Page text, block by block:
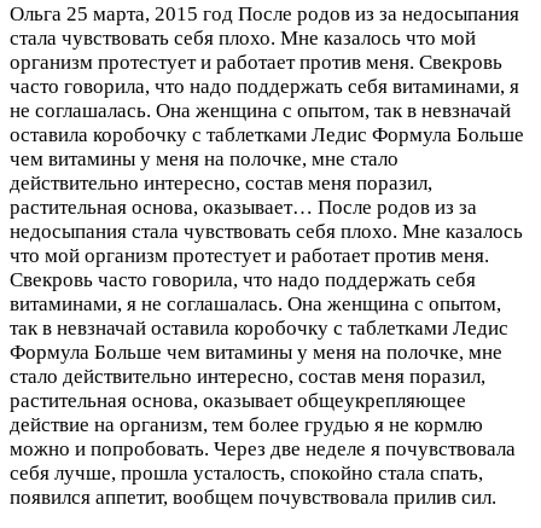
Ольга 25 марта, 2015 год После родов из за недосыпания
стала чувствовать себя плохо. Мне казалось что мой
организм протестует и работает против меня. Свекровь
часто говорила, что надо поддержать себя витаминами, я
не соглашалась. Она женщина с опытом, так в невзначай
оставила коробочку с таблетками Ледис Формула Больше
чем витамины у меня на полочке, мне стало
действительно интересно, состав меня поразил,
растительная основа, оказывает… После родов из за
недосыпания стала чувствовать себя плохо. Мне казалось
что мой организм протестует и работает против меня.
Свекровь часто говорила, что надо поддержать себя
витаминами, я не соглашалась. Она женщина с опытом,
так в невзначай оставила коробочку с таблетками Ледис
Формула Больше чем витамины у меня на полочке, мне
стало действительно интересно, состав меня поразил,
растительная основа, оказывает общеукрепляющее
действие на организм, тем более грудью я не кормлю
можно и попробовать. Через две неделе я почувствовала
себя лучше, прошла усталость, спокойно стала спать,
появился аппетит, вообщем почувствовала прилив сил.